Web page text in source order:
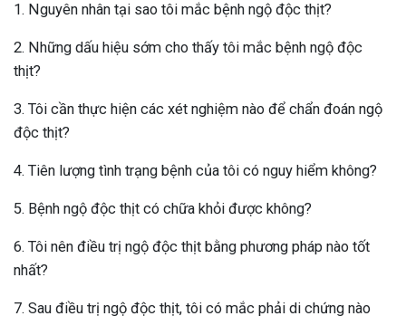
1. Nguyên nhân tại sao tôi mắc bệnh ngộ độc thịt?
2. Những dấu hiệu sớm cho thấy tôi mắc bệnh ngộ độc
thịt?
3. Tôi cần thực hiện các xét nghiệm nào để chẩn đoán ngộ
độc thịt?
4. Tiên lượng tình trạng bệnh của tôi có nguy hiểm không?
5. Bệnh ngộ độc thịt có chữa khỏi được không?
6. Tôi nên điều trị ngộ độc thịt bằng phương pháp nào tốt
nhất?
7. Sau điều trị ngộ độc thịt, tôi có mắc phải di chứng nào